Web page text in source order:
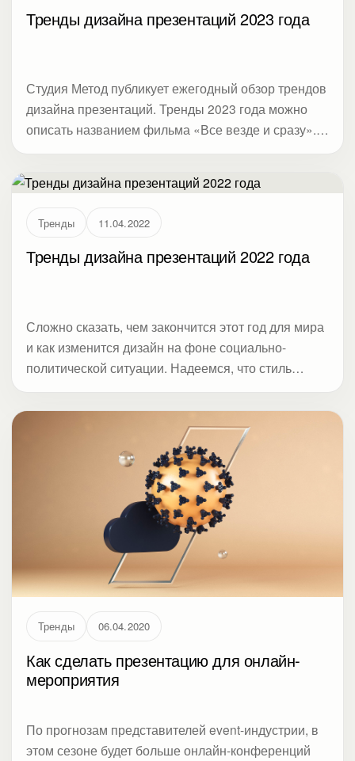
Тренды дизайна презентаций 2023 года
Студия Метод публикует ежегодный обзор трендов
дизайна презентаций. Тренды 2023 года можно
описать названием фильма «Все везде и сразу».
синтезируются. Иногда выглядит безумно, но
максимальное количество чувств людей, чтобы
достучаться через броню, созданную стрессом и
Тренды 11.04.2022
Тренды дизайна презентаций 2022 года
Сложно сказать, чем закончится этот год для мира
и как изменится дизайн на фоне социально-
политической ситуации. Надеемся, что стиль
его нет. Студия Метод дает подборку трендов
дизайна презентаций, которые начали набирать
оборот в конце прошлого года и пока актуальны
для 2022-го. Даже сейчас от слайдов избавиться
Тренды 06.04.2020
Как сделать презентацию для онлайн-
мероприятия
По прогнозам представителей event-индустрии, в
этом сезоне будет больше онлайн-конференций